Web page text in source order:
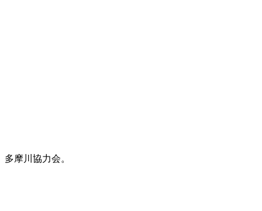
多摩川協力会。